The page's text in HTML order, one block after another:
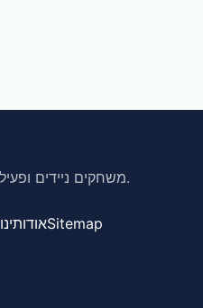
משחקים ניידים ופעילויות להדפסה לילדים בגיל הרך.
אודותינוSitemap